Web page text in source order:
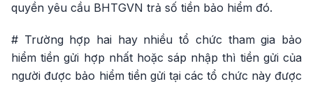
quyền yêu cầu BHTGVN trả số tiền bảo hiểm đó.
# Trường hợp hai hay nhiều tổ chức tham gia bảo
hiểm tiền gửi hợp nhất hoặc sáp nhập thì tiền gửi của
người được bảo hiểm tiền gửi tại các tổ chức này được